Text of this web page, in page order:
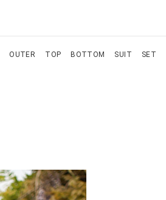
OUTER TOP BOTTOM SUIT SET